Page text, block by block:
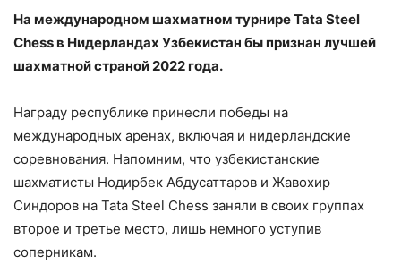
На международном шахматном турнире Tata Steel
Chess в Нидерландах Узбекистан бы признан лучшей
шахматной страной 2022 года.
Награду республике принесли победы на
международных аренах, включая и нидерландские
соревнования. Напомним, что узбекистанские
шахматисты Нодирбек Абдусаттаров и Жавохир
Синдоров на Tata Steel Chess заняли в своих группах
второе и третье место, лишь немного уступив
соперникам.